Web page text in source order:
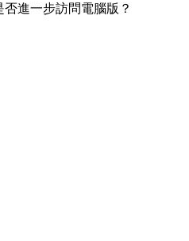
進一步訪問電腦版？